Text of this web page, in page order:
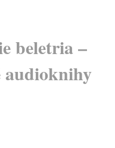
beletria –
audioknihy